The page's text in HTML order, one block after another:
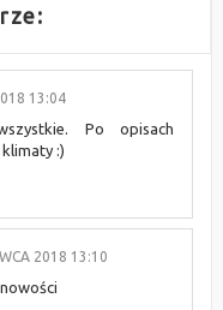
13:04
Po opisach
:)
2018 13:10